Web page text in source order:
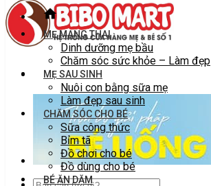
MẸ MANG THAI
Dinh dưỡng mẹ bầu
Chăm sóc sức khỏe – Làm đẹp
MẸ SAU SINH
Nuôi con bằng sữa mẹ
Làm đẹp sau sinh
CHĂM SÓC CHO BÉ
Sữa công thức
Bỉm tã
Đồ chơi cho bé
Đồ dùng cho bé
BÉ ĂN DẶM